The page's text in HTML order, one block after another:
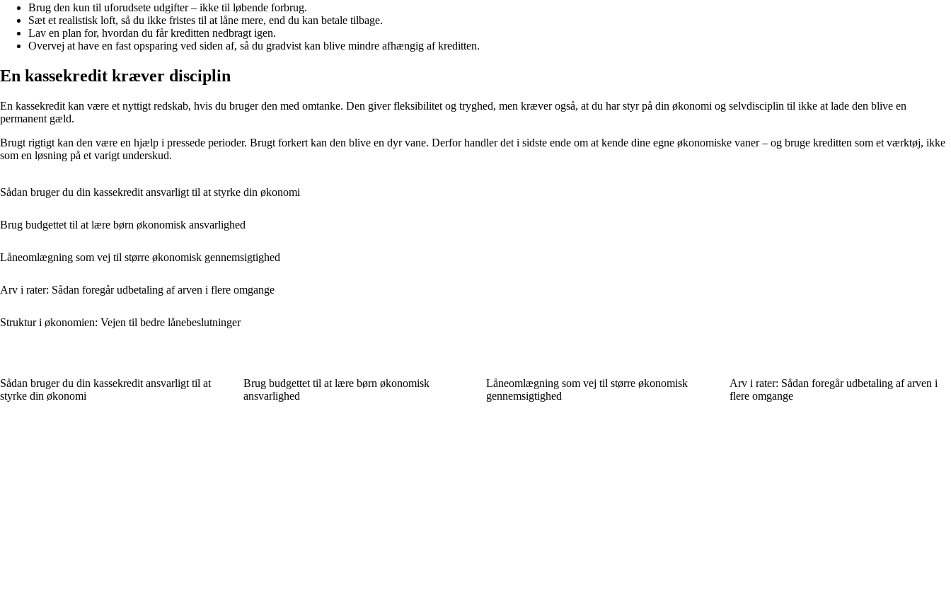
Brug den kun til uforudsete udgifter – ikke til løbende forbrug.
Sæt et realistisk loft, så du ikke fristes til at låne mere, end du kan betale tilbage.
Lav en plan for, hvordan du får kreditten nedbragt igen.
Overvej at have en fast opsparing ved siden af, så du gradvist kan blive mindre afhængig af kreditten.
En kassekredit kræver disciplin
En kassekredit kan være et nyttigt redskab, hvis du bruger den med omtanke. Den giver fleksibilitet og tryghed, men kræver også, at du har styr på din økonomi og selvdisciplin til ikke at lade den blive en
permanent gæld.
Brugt rigtigt kan den være en hjælp i pressede perioder. Brugt forkert kan den blive en dyr vane. Derfor handler det i sidste ende om at kende dine egne økonomiske vaner – og bruge kreditten som et værktøj, ikke
som en løsning på et varigt underskud.
Sådan bruger du din kassekredit ansvarligt til at styrke din økonomi
Brug budgettet til at lære børn økonomisk ansvarlighed
Låneomlægning som vej til større økonomisk gennemsigtighed
Arv i rater: Sådan foregår udbetaling af arven i flere omgange
Struktur i økonomien: Vejen til bedre lånebeslutninger
Sådan bruger du din kassekredit ansvarligt til at
styrke din økonomi
Brug budgettet til at lære børn økonomisk
ansvarlighed
Låneomlægning som vej til større økonomisk
gennemsigtighed
Arv i rater: Sådan foregår udbetaling af arven i
flere omgange